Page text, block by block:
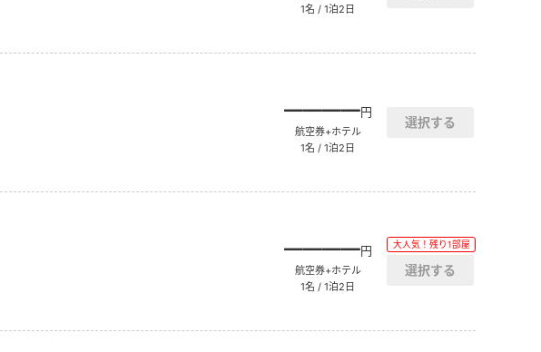
1名 / 1泊2日
――――円
航空券+ホテル
1名 / 1泊2日
――――円
航空券+ホテル
1名 / 1泊2日
大人気！残り1部屋